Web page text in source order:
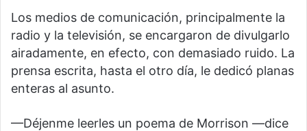
Los medios de comunicación, principalmente la
radio y la televisión, se encargaron de divulgarlo
airadamente, en efecto, con demasiado ruido. La
prensa escrita, hasta el otro día, le dedicó planas
enteras al asunto.
—Déjenme leerles un poema de Morrison —dice